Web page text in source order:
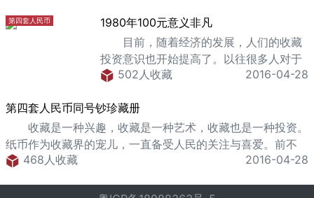
已经退出纸币市场，但是却在收藏市场掀
起了热潮，
第四套人民币
1980年100元意义非凡
目前，随着经济的发展，人们的收藏
投资意识也开始提高了。以往很多人对于
投资都是十分害怕的，不敢轻易接触。然
爱好者进入到人民币收藏投资的队伍之中
来。根据笔者的了解，现在
502人收藏 2016-04-28
第四套人民币同号钞珍藏册
收藏是一种兴趣，收藏是一种艺术，收藏也是一种投资。
纸币作为收藏界的宠儿，一直备受人民的关注与喜爱。前不
久，纸币收藏界升起了一颗新星，那就是第四套人民币同号
468人收藏 2016-04-28